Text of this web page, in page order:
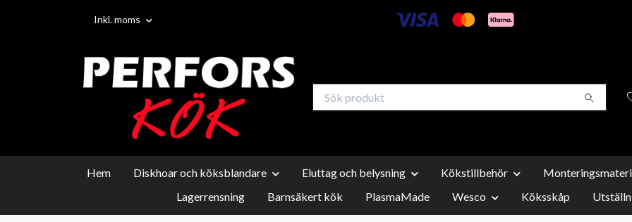
Inkl. moms
Hem Diskhoar och köksblandare Eluttag och belysning Kökstillbehör
Lagerrensning
Barnsäkert kök PlasmaMade Wesco Köksskåp